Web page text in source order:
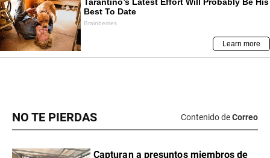
NO TE PIERDAS Contenido deCorreo
Capturan a presuntos miembros de